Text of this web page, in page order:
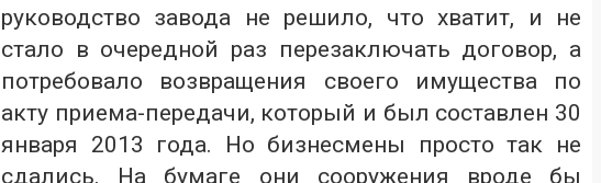
руководство завода не решило, что хватит, и не
стало в очередной раз перезаключать договор, а
потребовало возвращения своего имущества по
акту приема-передачи, который и был составлен 30
января 2013 года. Но бизнесмены просто так не
сдались. На бумаге они сооружения вроде бы